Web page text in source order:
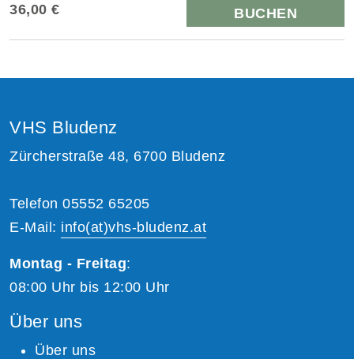
36,00 € BUCHEN
VHS Bludenz
Zürcherstraße 48, 6700 Bludenz
Telefon 05552 65205
E-Mail: info(at)vhs-bludenz.at
Montag - Freitag:
08:00 Uhr bis 12:00 Uhr
Über uns
Über uns